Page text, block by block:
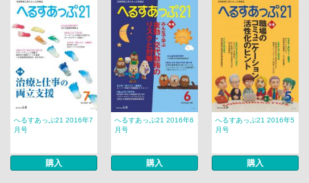
へるすあっぷ21 2016年7
月号
購入
へるすあっぷ21 2016年6
月号
購入
へるすあっぷ21 2016年5
月号
購入